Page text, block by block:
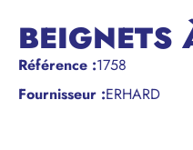
BEIGNETS
Référence :1758
Fournisseur :ERHARD